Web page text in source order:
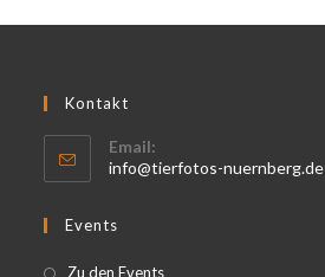
Kontakt
Email:
info@tierfotos-nuernberg.de
Events
Zu den Events